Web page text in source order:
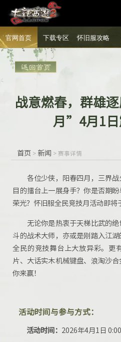
官网首页 下载专区 怀旧服攻略
战意燃春，群雄
月”4月1
首页 > 新闻 > 赛事详情
各位少侠，阳春四月，三界战
目的擂台上一展身手？你是否期
荣光？怀旧服全民竞技月活动即将
无论你是热衷于天梯比武的绝
斗的战术大师，亦或是刚踏入江
全民的竞技舞台上大放异彩。更
片、大话实木机械键盘、浪淘沙
你来赢！
活动时间与参与方式：
活动时间： 2026年4月1日